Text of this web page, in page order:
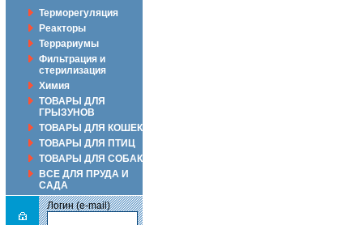
Терморегуляция
Реакторы
Террариумы
Фильтрация и
стерилизация
Химия
ТОВАРЫ ДЛЯ
ГРЫЗУНОВ
ТОВАРЫ ДЛЯ КОШЕК
ТОВАРЫ ДЛЯ ПТИЦ
ТОВАРЫ ДЛЯ СОБАК
ВСЕ ДЛЯ ПРУДА И
САДА
Логин (e-mail)